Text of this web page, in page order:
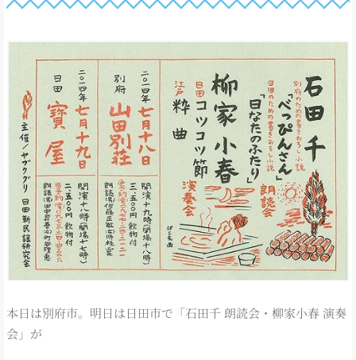
本日は別府市。明日は日田市で「石田千 朗読会・柳家小春 演奏
会」が